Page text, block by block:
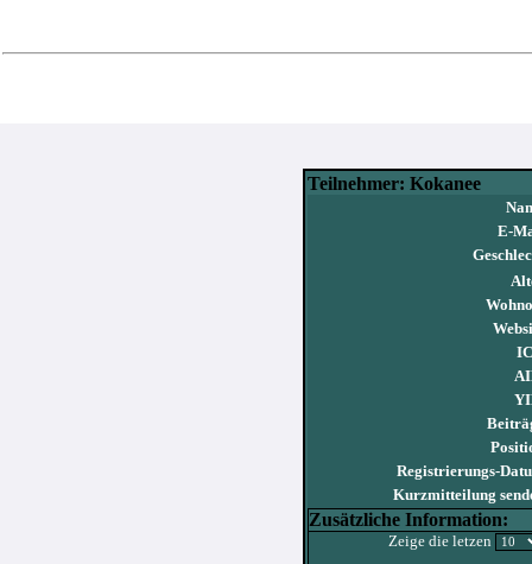
Teilnehmer: Kokanee
E-
Registrierungs-
Kurzmitteilung
Zusätzliche Information:
Zeige die letzen